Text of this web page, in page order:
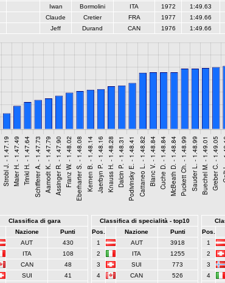
Iwan Bormolini ITA 1972 1:49.63
Claude Cretier FRA 1977 1:49.66
Jeff Durand CAN 1976 1:49.66
Classifica di gara
Nazione
Punti
AUT
430
ITA
108
CAN
48
SUI 41
Classifica di specialità - top10
Pos.
Nazione
Punti
1
AUT
3918
2
ITA
1255
3
SUI
773
4
CAN 526
Pos.
1
2
3
4